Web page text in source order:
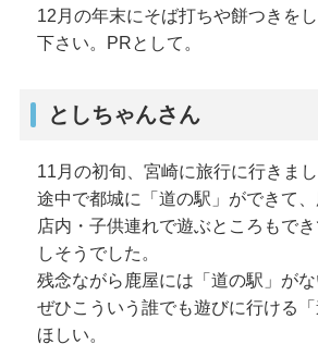
12月の年末にそば打ちや餅つきを
下さい。PRとして。
としちゃんさん
11月の初旬、宮崎に旅行に行きまし
途中で都城に「道の駅」ができて
店内・子供連れで遊ぶところもで
しそうでした。
残念ながら鹿屋には「道の駅」がな
ぜひこういう誰でも遊びに行ける
ほしい。